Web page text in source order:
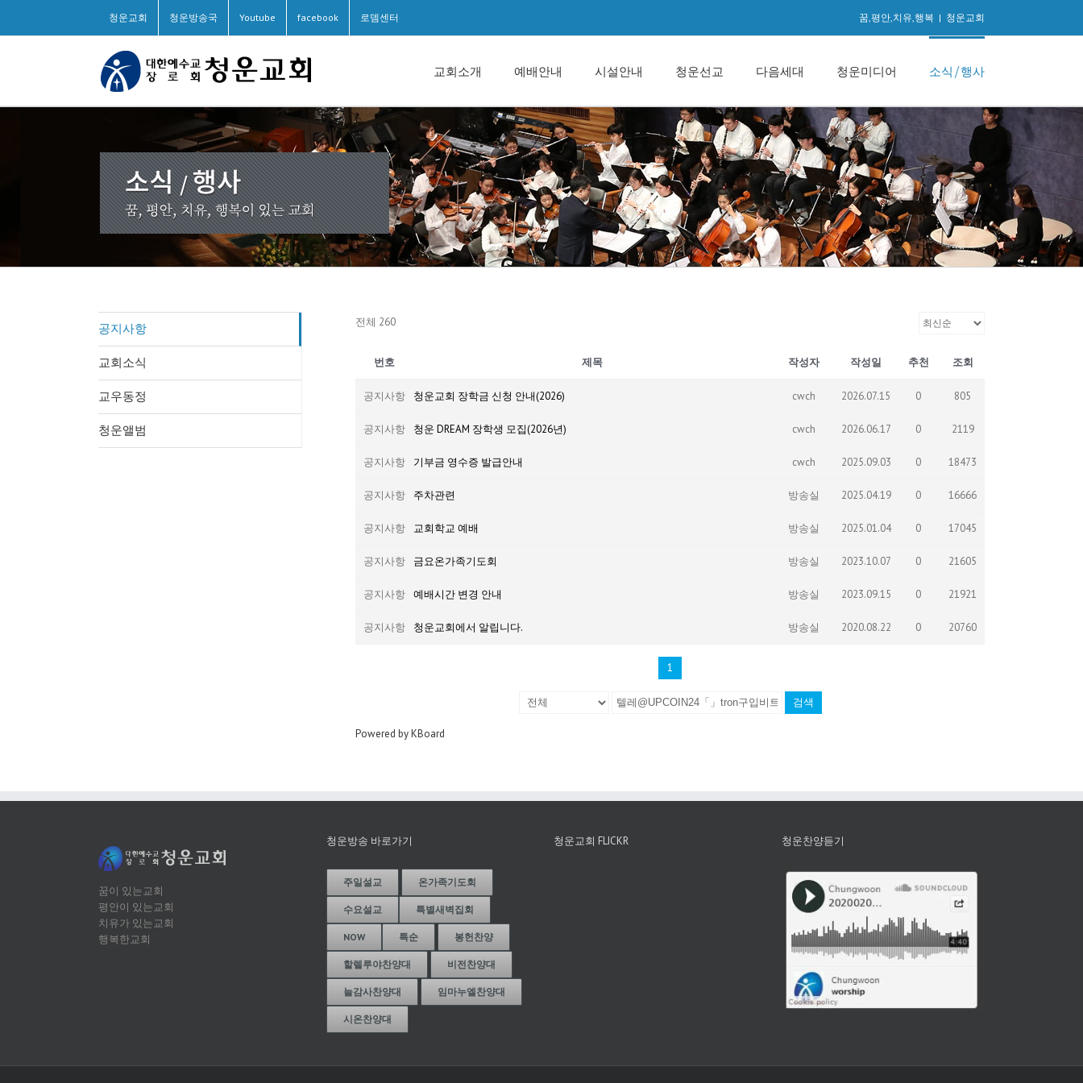
청운교회 청운방송국 Youtube facebook 로뎀센터 꿈,평안,치유,행복 | 청운교회
교회소개 예배안내 시설안내 청운선교 다음세대 청운미디어 소식/행사
전체 260
번호 제목 작성자 작성일 추천 조회
공지사항 청운교회 장학금 신청 안내(2026) cwch 2026.07.15 0 805
공지사항 청운 DREAM 장학생 모집(2026년) cwch 2026.06.17 0 2119
공지사항 기부금 영수증 발급안내 cwch 2025.09.03 0 18473
공지사항 주차관련 방송실 2025.04.19 0 16666
공지사항 교회학교 예배 방송실 2025.01.04 0 17045
공지사항 금요온가족기도회 방송실 2023.10.07 0 21605
공지사항 예배시간 변경 안내 방송실 2023.09.15 0 21921
공지사항 청운교회에서 알립니다. 방송실 2020.08.22 0 20760
1
검색
Powered by KBoard
공지사항
교회소식
교우동정
청운앨범
꿈이 있는교회
평안이 있는교회
치유가 있는교회
행복한교회
청운방송 바로가기
주일설교 온가족기도회
수요설교 특별새벽집회
NOW 특순 봉헌찬양
할렐루야찬양대 비전찬양대
늘감사찬양대 임마누엘찬양대
시온찬양대
청운교회 FLICKR 청운찬양듣기